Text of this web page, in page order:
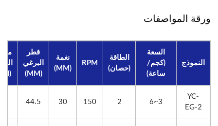
ورقة المواصفات
النموذج
السعة
(كجم/
ساعة)
الطاقة
(حصان)
RPM
نغمة
(MM)
قطر
البرغي
(MM)
(MM)
YC-
EG-2
3~6
2
150
30
44.5